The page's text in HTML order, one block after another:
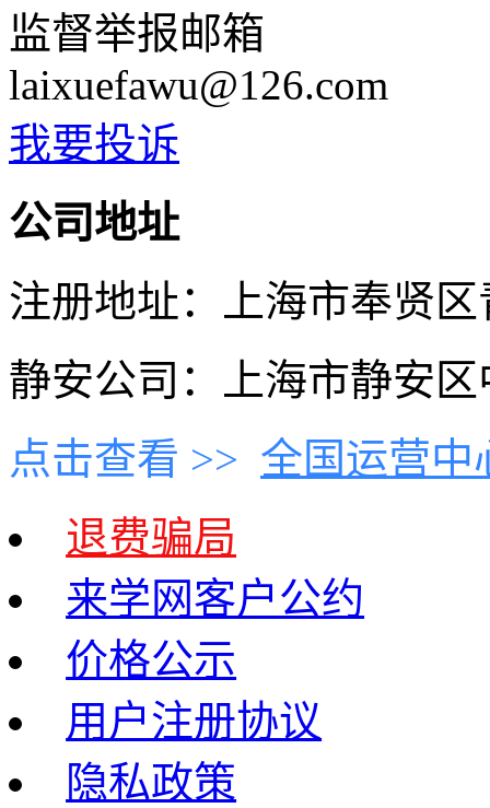
监督举报邮箱
laixuefawu@126.com
我要投诉
公司地址
注册地址：上海市奉贤
静安公司：上海市静安
点击查看 >> 全国运营中
退费骗局
来学网客户公约
价格公示
用户注册协议
隐私政策